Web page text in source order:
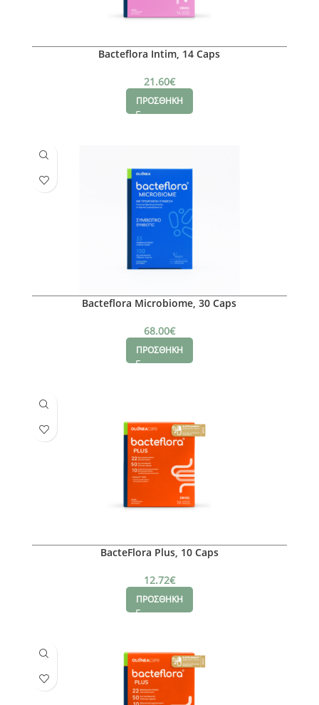
Bacteflora Intim, 14 Caps
21.60€
ΠΡΟΣΘΗΚΗ
Bacteflora Microbiome, 30 Caps
68.00€
ΠΡΟΣΘΗΚΗ
BacteFlora Plus, 10 Caps
12.72€
ΠΡΟΣΘΗΚΗ